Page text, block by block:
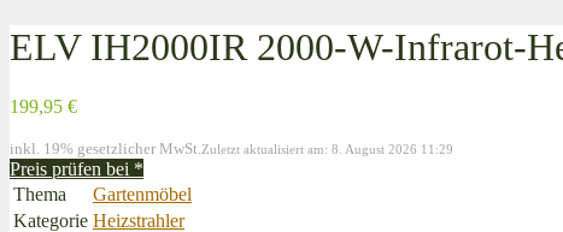
ELV IH2000IR 2000-W-Infrarot-
199,95 €
inkl. 19% gesetzlicher MwSt. Zuletzt aktualisiert am: 8. August 2026 11:29
Preis prüfen bei *
Thema
Gartenmöbel
Kategorie Heizstrahler